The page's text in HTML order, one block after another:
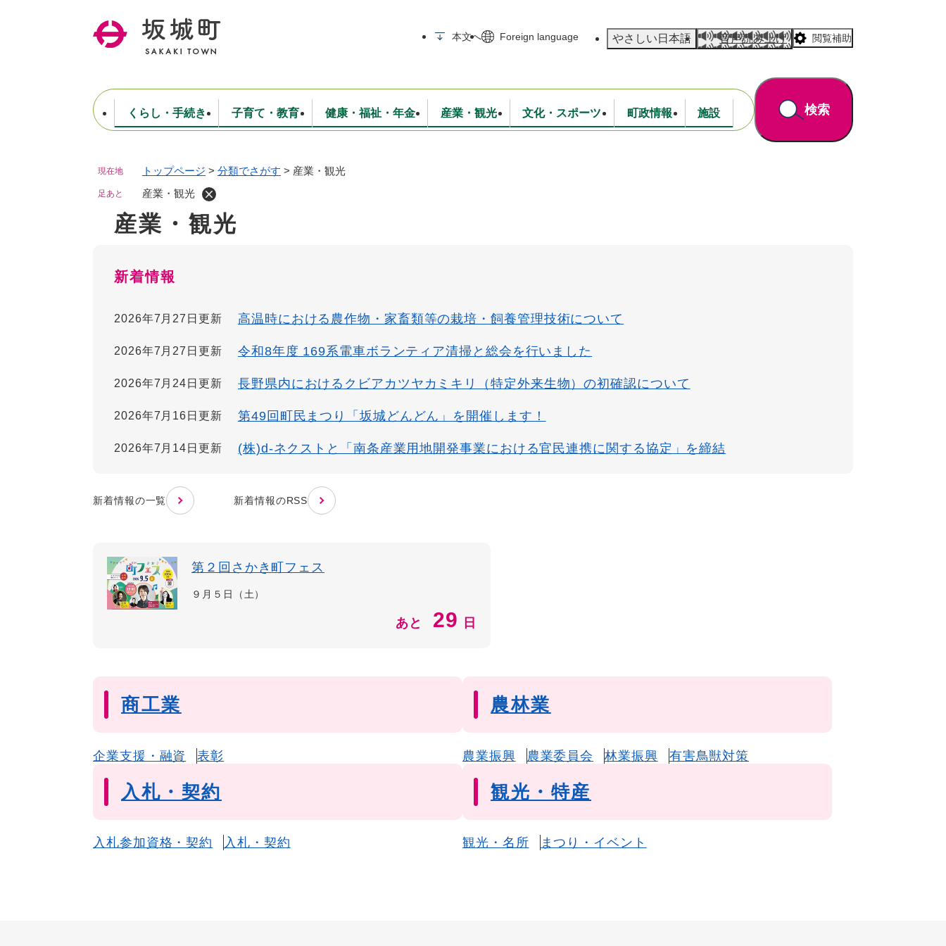
本文へ Foreign language やさしい日本語 音声読み上げ 閲覧補助
くらし・手続き
住民票・戸籍・証明 防災・行政無線
税金
子育て・教育
妊娠・出産・子育て 保育
健康・福祉・年金
健康・医療 福祉
産業・観光
商工業 農林業
文化・スポーツ
生涯学習・スポーツ 文化
町政情報
ようこそ町長室へ 坂城町について
人事・採用・職員
施設
公共施設
検索
現在地 トップページ > 分類でさがす > 産業・観光
足あと 産業・観光
産業・観光
新着情報
2026年7月27日更新 高温時における農作物・家畜類等の栽培・飼養管理技術について
2026年7月27日更新 令和8年度 169系電車ボランティア清掃と総会を行いました
2026年7月24日更新 長野県内におけるクビアカツヤカミキリ（特定外来生物）の初確認について
2026年7月16日更新 第49回町民まつり「坂城どんどん」を開催します！
2026年7月14日更新 (株)d-ネクストと「南条産業用地開発事業における官民連携に関する協定」を締結
新着情報の一覧 新着情報のRSS
第２回さかき町フェス
９月５日（土）
あと 29 日
商工業
企業支援・融資 表彰
農林業
農業振興 農業委員会 林業振興 有害鳥獣対策
入札・契約
入札参加資格・契約 入札・契約
観光・特産
観光・名所 まつり・イベント